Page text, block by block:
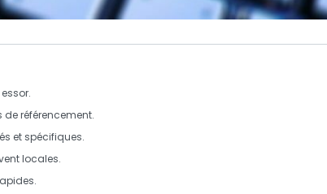
de référencement.
et spécifiques.
locales.